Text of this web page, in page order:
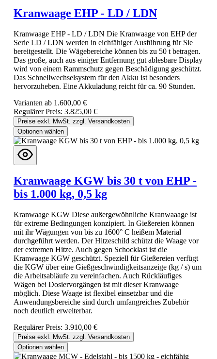
Kranwaage EHP - LD / LDN
Kranwaage EHP - LD / LDN Die Kranwaage von EHP der
Serie LD / LDN werden in eichfähiger Ausführung für Sie
bereitgestellt. Die Wägebereiche können bis zu 50 t betragen.
Das große, auch aus einiger Entfernung gut ablesbare Display
wird von einem Rammschutz gegen Beschädigung geschützt.
Das Schnellwechselsystem für den Akku ist besonders
hervorzuheben. Eine Akkuladung reicht für ca. 90 Stunden.
Varianten ab 1.600,00 €
Regulärer Preis: 3.825,00 €
Preise exkl. MwSt. zzgl. Versandkosten
Optionen wählen
Kranwaage KGW bis 30 t von EHP -
bis 1.000 kg, 0,5 kg
Kranwaage KGW Diese außergewöhnliche Kranwaaage ist
für extreme Bedingungen konzipiert. In Gießereien können
mit ihr Wägungen von bis zu 1600° C heißem Material
durchgeführt werden. Der Hitzeschild schützt die Waage vor
der extremen Hitze. Auch gegen Schocklast ist die
Kranwaage KGW geschützt. Speziell für Gießereien verfügt
die KGW über eine Gießgeschwindigkeitsanzeige (kg / s) um
die Arbeitsabläufe zu vereinfachen. Auch Rückläufiges
Wägen bei Dosiervorgängen ist mit dieser Kranwaage
möglich. Diese Waage ist flexibel einsetzbar und die
Anwendungsbereiche sind durch umfangreiches Zubehör
noch deutlich erweiterbar.
Regulärer Preis: 3.910,00 €
Preise exkl. MwSt. zzgl. Versandkosten
Optionen wählen